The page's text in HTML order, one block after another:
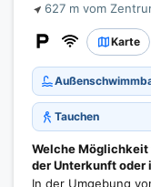
627 m vom
Karte
Tauchen
Welche
der Unterkunft oder
In der Umgebung